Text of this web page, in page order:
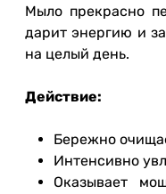
Мыло прекрасно
дарит энергию и
на целый день.
Действие:
Бережно
Интенсивно
Оказывает